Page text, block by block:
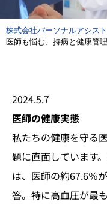
株式会社パーソナルアシスト
医師も悩む、持病と健康管理
2024.5.7
医師の健康実態
私たちの健康を守る
題に直面しています
は、医師の約67.6％
答。特に高血圧が最